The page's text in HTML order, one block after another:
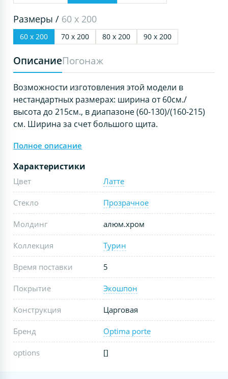
Размеры / 60 х 200
60 х 200 70 х 200 80 х 200 90 х 200
ОписаниеПогонаж
Возможности изготовления этой модели в
нестандартных размерах: ширина от 60см./
высота до 215см., в диапазоне (60-130)/(160-215)
см. Ширина за счет большого щита.
Полное описание
Характеристики
Цвет Латте
Стекло Прозрачное
Молдинг алюм.хром
Коллекция Турин
Время поставки 5
Покрытие Экошпон
Конструкция Царговая
Бренд Optima porte
options []